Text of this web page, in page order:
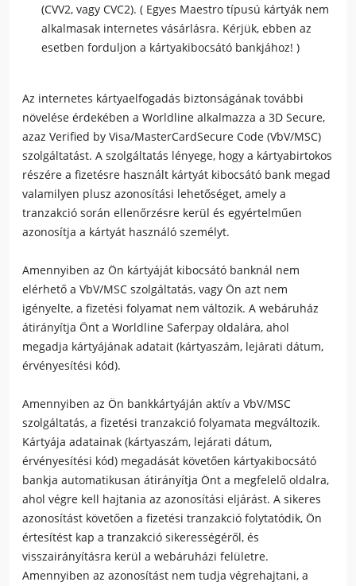
(CVV2, vagy CVC2). ( Egyes Maestro típusú kártyák nem
alkalmasak internetes vásárlásra. Kérjük, ebben az
esetben forduljon a kártyakibocsátó bankjához! )
Az internetes kártyaelfogadás biztonságának további
növelése érdekében a Worldline alkalmazza a 3D Secure,
azaz Verified by Visa/MasterCardSecure Code (VbV/MSC)
szolgáltatást. A szolgáltatás lényege, hogy a kártyabirtokos
részére a fizetésre használt kártyát kibocsátó bank megad
valamilyen plusz azonosítási lehetőséget, amely a
tranzakció során ellenőrzésre kerül és egyértelműen
azonosítja a kártyát használó személyt.
Amennyiben az Ön kártyáját kibocsátó banknál nem
elérhető a VbV/MSC szolgáltatás, vagy Ön azt nem
igényelte, a fizetési folyamat nem változik. A webáruház
átirányítja Önt a Worldline Saferpay oldalára, ahol
megadja kártyájának adatait (kártyaszám, lejárati dátum,
érvényesítési kód).
Amennyiben az Ön bankkártyáján aktív a VbV/MSC
szolgáltatás, a fizetési tranzakció folyamata megváltozik.
Kártyája adatainak (kártyaszám, lejárati dátum,
érvényesítési kód) megadását követően kártyakibocsátó
bankja automatikusan átirányítja Önt a megfelelő oldalra,
ahol végre kell hajtania az azonosítási eljárást. A sikeres
azonosítást követően a fizetési tranzakció folytatódik, Ön
értesítést kap a tranzakció sikerességéről, és
visszairányításra kerül a webáruházi felületre.
Amennyiben az azonosítást nem tudja végrehajtani, a